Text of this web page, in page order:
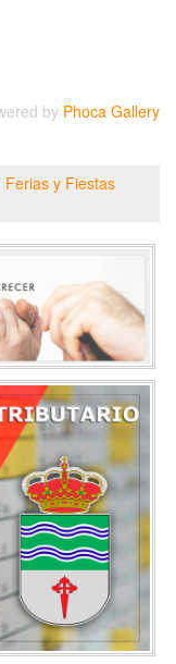
by Phoca Gallery
Ferias y Fiestas